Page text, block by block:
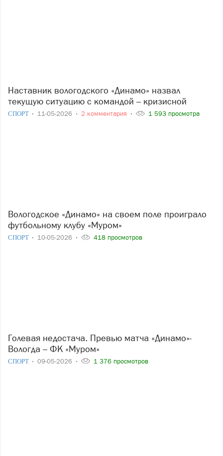
Наставник вологодского «Динамо» назвал
текущую ситуацию с командой – кризисной
СПОРТ 11-05-2026 2 комментария 1 593 просмотра
Вологодское «Динамо» на своем поле проиграло
футбольному клубу «Муром»
СПОРТ 10-05-2026 418 просмотров
Голевая недостача. Превью матча «Динамо»-
Вологда – ФК «Муром»
СПОРТ 09-05-2026 1 376 просмотров